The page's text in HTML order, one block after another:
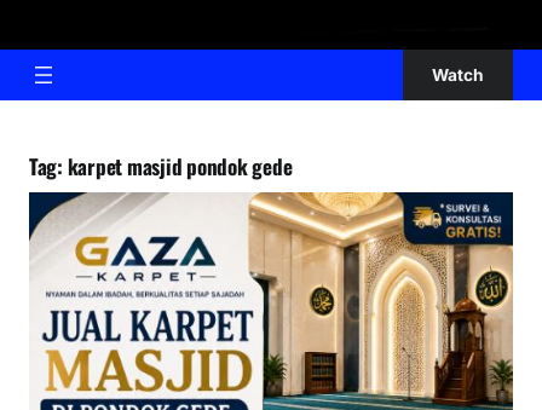
Watch
Tag: karpet masjid pondok gede